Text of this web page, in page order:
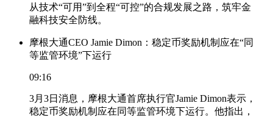
从技术“可用”到全程“可控”的合规发展之路，筑牢金
融科技安全防线。
摩根大通CEO Jamie Dimon：稳定币奖励机制应在“同
等监管环境”下运行
09:16
3月3日消息，摩根大通首席执行官Jamie Dimon表示，
稳定币奖励机制应在同等监管环境下运行。他指出，